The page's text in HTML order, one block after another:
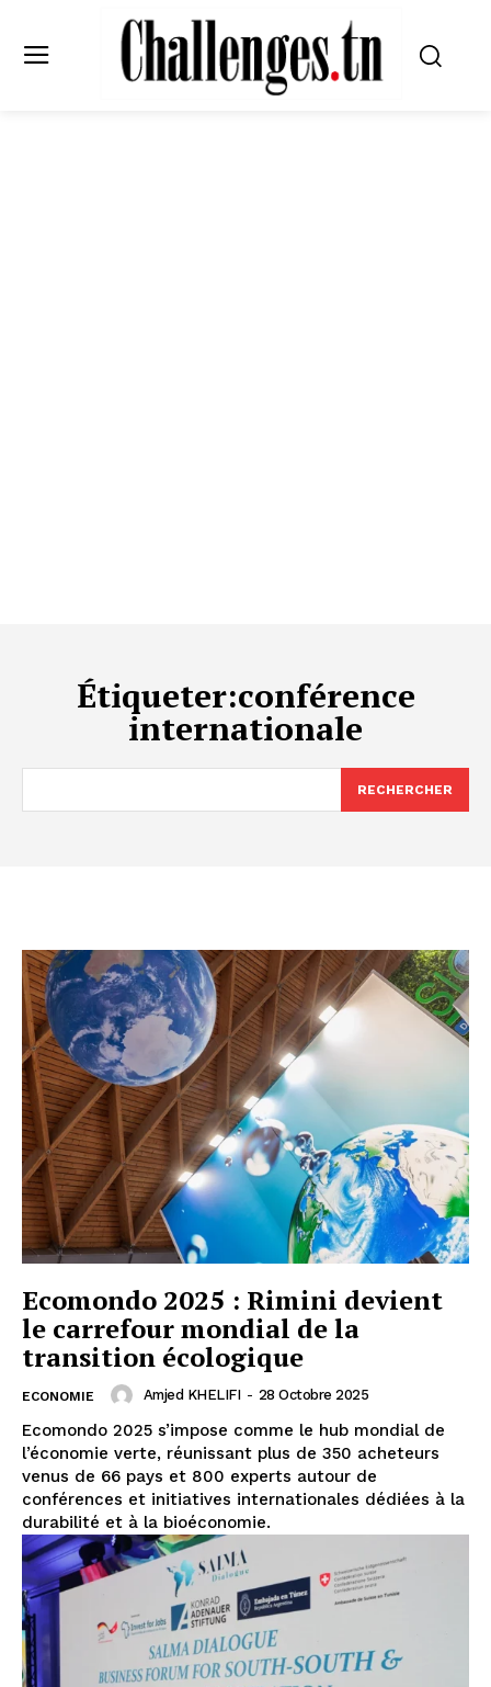
Étiqueter:conférence
internationale
RECHERCHER
Ecomondo 2025 : Rimini devient
le carrefour mondial de la
transition écologique
ECONOMIE Amjed KHELIFI - 28 Octobre 2025
Ecomondo 2025 s’impose comme le hub mondial de
l’économie verte, réunissant plus de 350 acheteurs
venus de 66 pays et 800 experts autour de
conférences et initiatives internationales dédiées à la
durabilité et à la bioéconomie.